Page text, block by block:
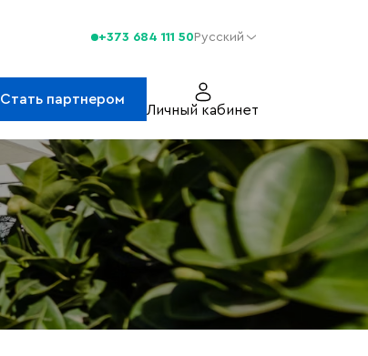
+373 684 111 50Русский
Стать партнером
Личный кабинет